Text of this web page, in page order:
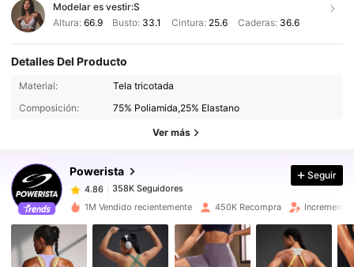
Modelar es vestir:S
Altura: 66.9 Busto: 33.1 Cintura: 25.6 Caderas: 36.6
Detalles Del Producto
Material:
Tela tricotada
Composición:
75% Poliamida,25% Elastano
Ver más
Powerista
358K Seguidores
4.86
358K Seguidores
v***c pagó Hace 1 horas
4.86 358K Seguidores
Seguir
1M Vendido recientemente 450K Recompra Incremento